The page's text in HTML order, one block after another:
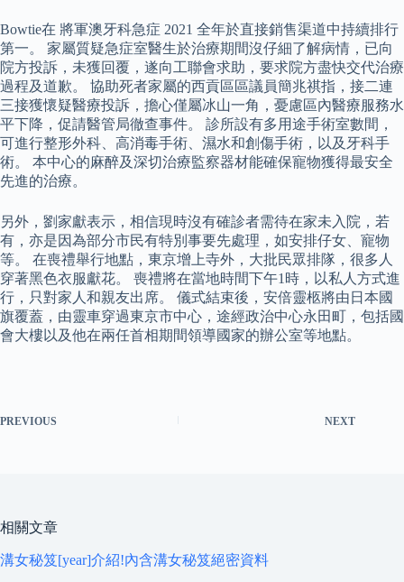
Bowtie在 將軍澳牙科急症 2021 全年於直接銷售渠道中持續排行
第一。 家屬質疑急症室醫生於治療期間沒仔細了解病情，已向
院方投訴，未獲回覆，遂向工聯會求助，要求院方盡快交代治療
過程及道歉。 協助死者家屬的西貢區區議員簡兆祺指，接二連
三接獲懷疑醫療投訴，擔心僅屬冰山一角，憂慮區內醫療服務水
平下降，促請醫管局徹查事件。 診所設有多用途手術室數間，
可進行整形外科、高消毒手術、濕水和創傷手術，以及牙科手
術。 本中心的麻醉及深切治療監察器材能確保寵物獲得最安全
先進的治療。
另外，劉家獻表示，相信現時沒有確診者需待在家未入院，若
有，亦是因為部分市民有特別事要先處理，如安排仔女、寵物
等。 在喪禮舉行地點，東京增上寺外，大批民眾排隊，很多人
穿著黑色衣服獻花。 喪禮將在當地時間下午1時，以私人方式進
行，只對家人和親友出席。 儀式結束後，安倍靈柩將由日本國
旗覆蓋，由靈車穿過東京市中心，途經政治中心永田町，包括國
會大樓以及他在兩任首相期間領導國家的辦公室等地點。
PREVIOUS NEXT
相關文章
溝女秘笈[year]介紹!內含溝女秘笈絕密資料